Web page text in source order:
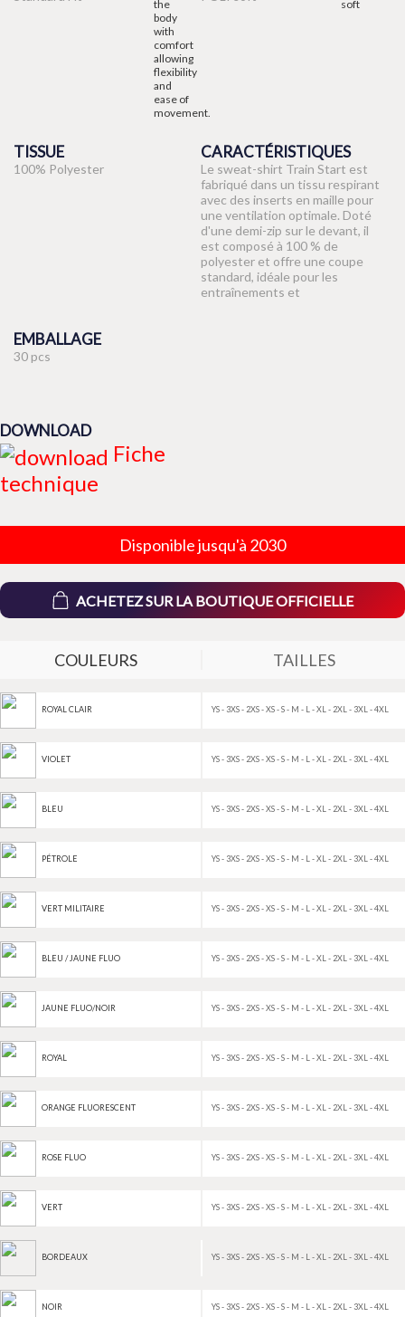
TISSUE
100% Polyester
CARACTÉRISTIQUES
Le sweat-shirt Train Start est
fabriqué dans un tissu respirant
avec des inserts en maille pour
une ventilation optimale. Doté
d'une demi-zip sur le devant, il
est composé à 100 % de
polyester et offre une coupe
standard, idéale pour les
entraînements et
EMBALLAGE
30 pcs
DOWNLOAD
Fiche
technique
Disponible jusqu'à 2030
ACHETEZ SUR LA BOUTIQUE OFFICIELLE
COULEURS TAILLES
ROYAL CLAIR YS - 3XS - 2XS - XS - S - M - L - XL - 2XL - 3XL - 4XL
VIOLET YS - 3XS - 2XS - XS - S - M - L - XL - 2XL - 3XL - 4XL
BLEU YS - 3XS - 2XS - XS - S - M - L - XL - 2XL - 3XL - 4XL
PÉTROLE YS - 3XS - 2XS - XS - S - M - L - XL - 2XL - 3XL - 4XL
VERT MILITAIRE YS - 3XS - 2XS - XS - S - M - L - XL - 2XL - 3XL - 4XL
BLEU / JAUNE FLUO YS - 3XS - 2XS - XS - S - M - L - XL - 2XL - 3XL - 4XL
JAUNE FLUO/NOIR YS - 3XS - 2XS - XS - S - M - L - XL - 2XL - 3XL - 4XL
ROYAL YS - 3XS - 2XS - XS - S - M - L - XL - 2XL - 3XL - 4XL
ORANGE FLUORESCENT YS - 3XS - 2XS - XS - S - M - L - XL - 2XL - 3XL - 4XL
ROSE FLUO YS - 3XS - 2XS - XS - S - M - L - XL - 2XL - 3XL - 4XL
VERT YS - 3XS - 2XS - XS - S - M - L - XL - 2XL - 3XL - 4XL
BORDEAUX YS - 3XS - 2XS - XS - S - M - L - XL - 2XL - 3XL - 4XL
NOIR YS - 3XS - 2XS - XS - S - M - L - XL - 2XL - 3XL - 4XL